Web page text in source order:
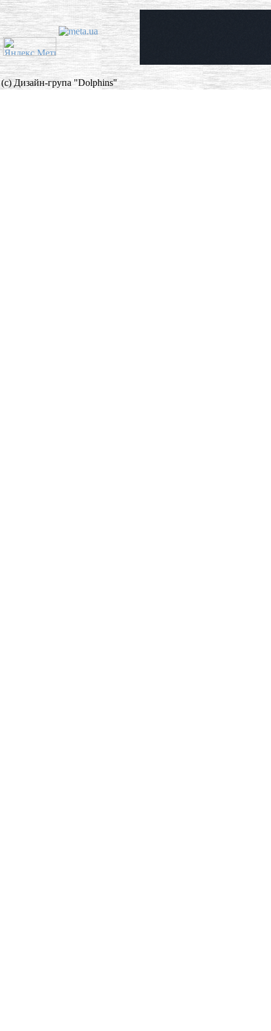
(c) Дизайн-група "Dolphins"